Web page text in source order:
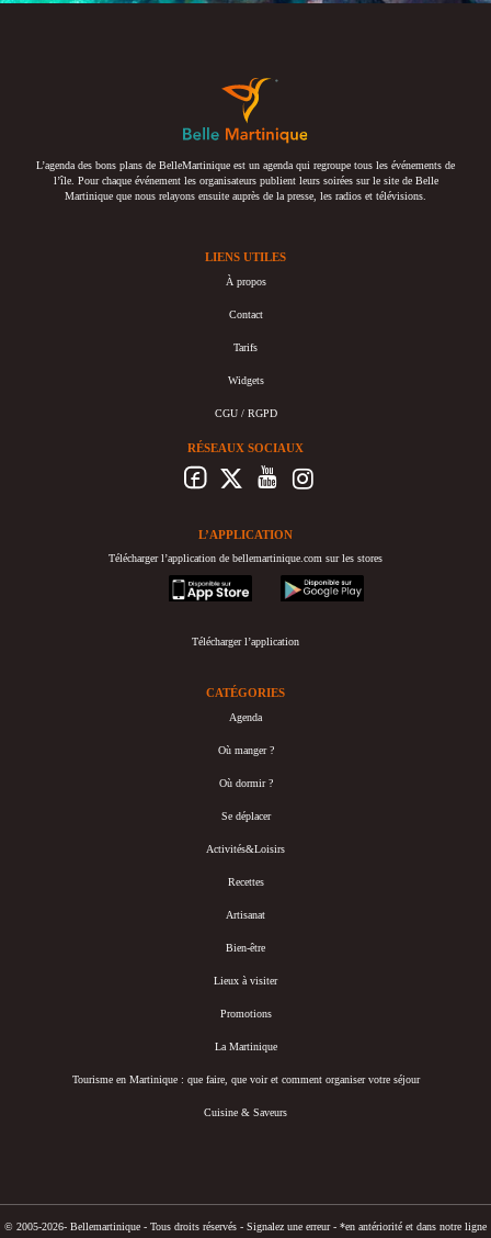
L’agenda des bons plans de BelleMartinique est un agenda qui regroupe tous les événements de
l’île. Pour chaque événement les organisateurs publient leurs soirées sur le site de Belle
Martinique que nous relayons ensuite auprès de la presse, les radios et télévisions.
LIENS UTILES
À propos
Contact
Tarifs
Widgets
CGU / RGPD
RÉSEAUX SOCIAUX
L’APPLICATION
Télécharger l’application de bellemartinique.com sur les stores
appstore
googleplay
Télécharger l’application
CATÉGORIES
Agenda
Où manger ?
Où dormir ?
Se déplacer
Activités&Loisirs
Recettes
Artisanat
Bien-être
Lieux à visiter
Promotions
La Martinique
Tourisme en Martinique : que faire, que voir et comment organiser votre séjour
Cuisine & Saveurs
© 2005-2026- Bellemartinique - Tous droits réservés - Signalez une erreur - *en antériorité et dans notre ligne